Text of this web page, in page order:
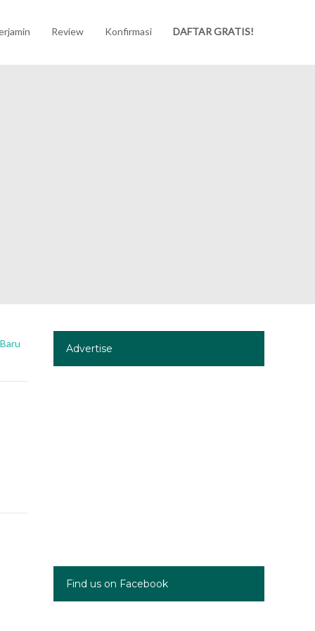
Review Konfirmasi DAFTAR GRATIS!
Advertise
Find us on Facebook